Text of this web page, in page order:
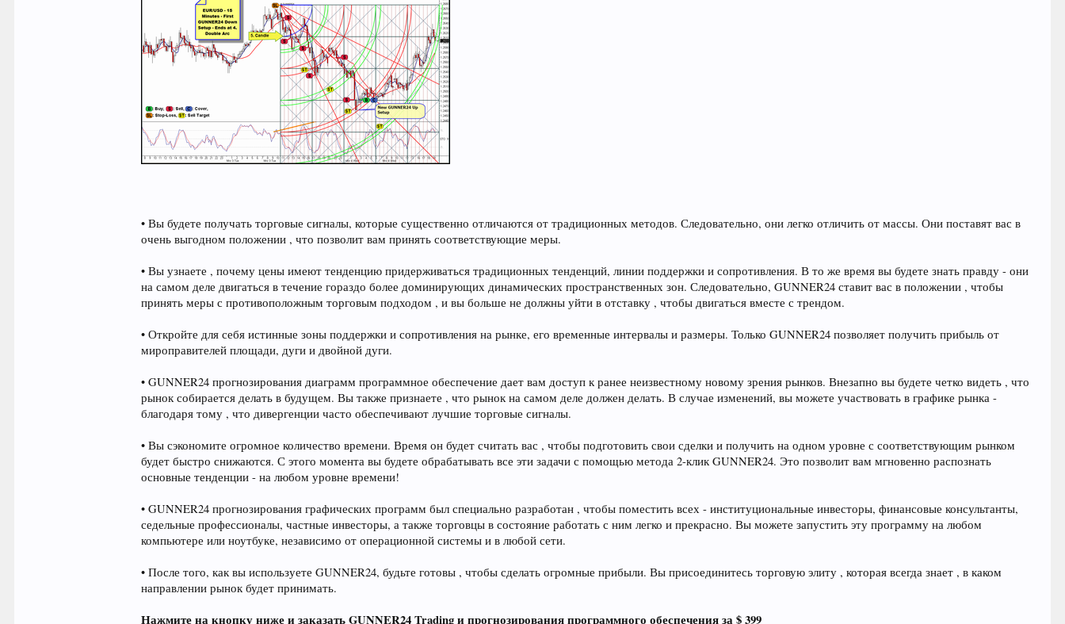
• Вы будете получать торговые сигналы, которые существенно отличаются от традиционных методов. Следовательно, они легко отличить от массы. Они поставят вас в
очень выгодном положении , что позволит вам принять соответствующие меры.
• Вы узнаете , почему цены имеют тенденцию придерживаться традиционных тенденций, линии поддержки и сопротивления. В то же время вы будете знать правду - они
на самом деле двигаться в течение гораздо более доминирующих динамических пространственных зон. Следовательно, GUNNER24 ставит вас в положении , чтобы
принять меры с противоположным торговым подходом , и вы больше не должны уйти в отставку , чтобы двигаться вместе с трендом.
• Откройте для себя истинные зоны поддержки и сопротивления на рынке, его временные интервалы и размеры. Только GUNNER24 позволяет получить прибыль от
мироправителей площади, дуги и двойной дуги.
• GUNNER24 прогнозирования диаграмм программное обеспечение дает вам доступ к ранее неизвестному новому зрения рынков. Внезапно вы будете четко видеть , что
рынок собирается делать в будущем. Вы также признаете , что рынок на самом деле должен делать. В случае изменений, вы можете участвовать в графике рынка -
благодаря тому , что дивергенции часто обеспечивают лучшие торговые сигналы.
• Вы сэкономите огромное количество времени. Время он будет считать вас , чтобы подготовить свои сделки и получить на одном уровне с соответствующим рынком
будет быстро снижаются. С этого момента вы будете обрабатывать все эти задачи с помощью метода 2-клик GUNNER24. Это позволит вам мгновенно распознать
основные тенденции - на любом уровне времени!
• GUNNER24 прогнозирования графических программ был специально разработан , чтобы поместить всех - институциональные инвесторы, финансовые консультанты,
седельные профессионалы, частные инвесторы, а также торговцы в состояние работать с ним легко и прекрасно. Вы можете запустить эту программу на любом
компьютере или ноутбуке, независимо от операционной системы и в любой сети.
• После того, как вы используете GUNNER24, будьте готовы , чтобы сделать огромные прибыли. Вы присоединитесь торговую элиту , которая всегда знает , в каком
направлении рынок будет принимать.
Нажмите на кнопку ниже и заказать GUNNER24 Trading и прогнозирования программного обеспечения за $ 399